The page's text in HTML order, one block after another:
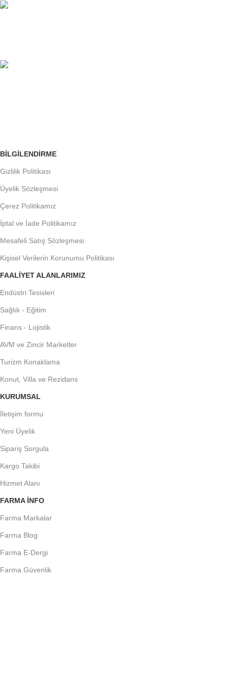
BILGILENDIRME
Gizlilik Politikası
Üyelik Sözleşmesi
Çerez Politikamız
İptal ve İade Politikamız
Mesafeli Satış Sözleşmesi
Kişisel Verilerin Korunumu Politikası
FAALIYET ALANLARIMIZ
Endüstri Tesisleri
Sağlık - Eğitim
Finans - Lojistik
AVM ve Zincir Marketler
Turizm Konaklama
Konut, Villa ve Rezidans
KURUMSAL
İletişim formu
Yeni Üyelik
Sipariş Sorgula
Kargo Takibi
Hizmet Alanı
FARMA INFO
Farma Markalar
Farma Blog
Farma E-Dergi
Farma Güvenlik